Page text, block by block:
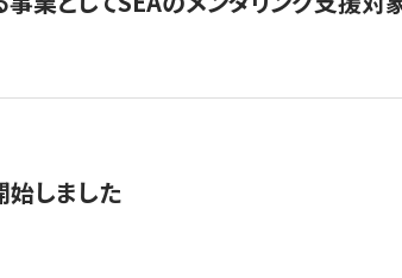
しました